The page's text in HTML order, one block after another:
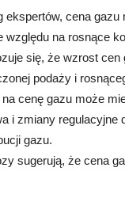
ekspertów, cena
względu na rosnące
się, że wzrost cen
podaży i
na cenę gazu może
i zmiany regulacyjne
gazu.
sugerują, że cena